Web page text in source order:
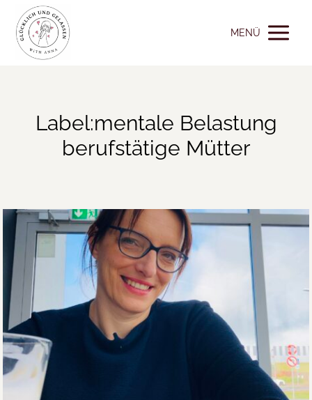
MENÜ
Label:mentale Belastung
berufstätige Mütter